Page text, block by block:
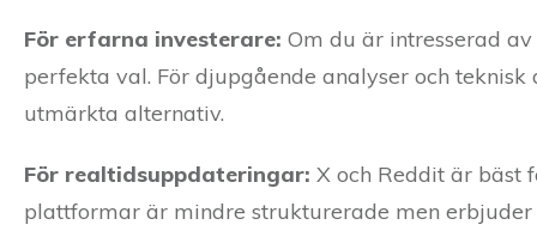
För erfarna investerare: Om du är intresserad
perfekta val. För djupgående analyser och
utmärkta alternativ.
För realtidsuppdateringar: X och Reddit är bäst
plattformar är mindre strukturerade men erbjuder